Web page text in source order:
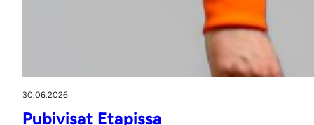
30.06.2026
Pubivisat Etapissa